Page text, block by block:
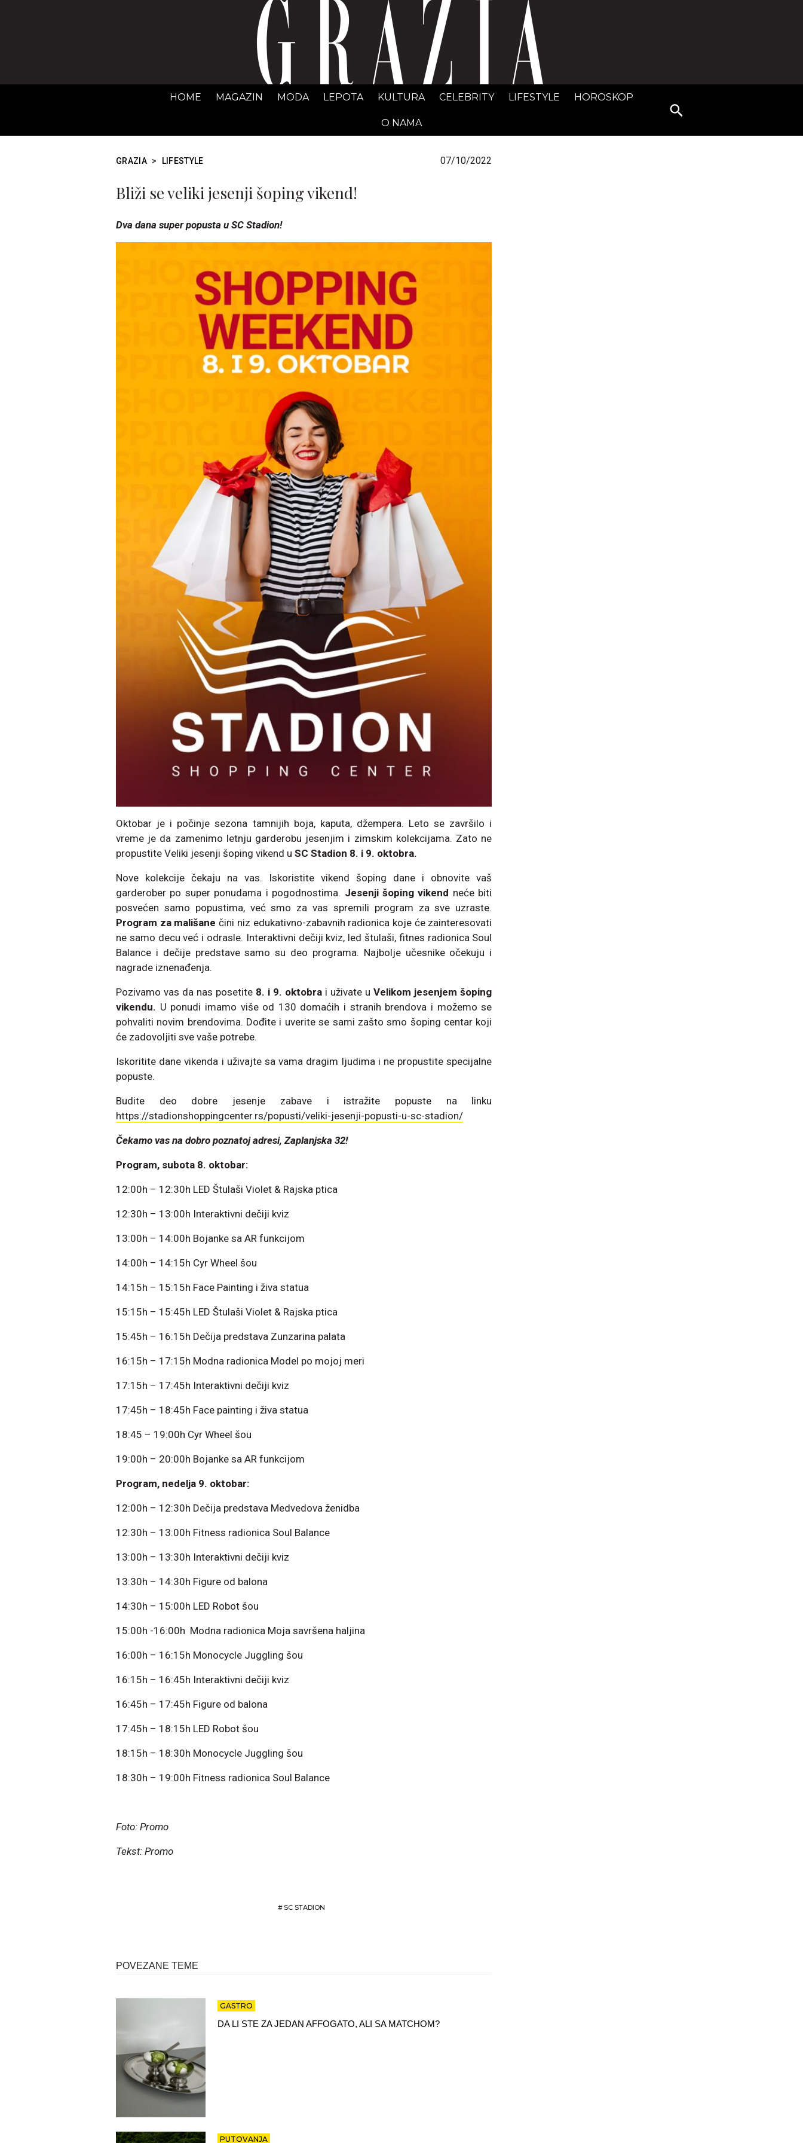
GRAZIA Srbija
HOME MAGAZIN MODA LEPOTA KULTURA CELEBRITY LIFESTYLE HOROSKOP
O NAMA
Search
for:
GRAZIA > LIFESTYLE 07/10/2022
Bliži se veliki jesenji šoping vikend!
Dva dana super popusta u SC Stadion!
Oktobar je i počinje sezona tamnijih boja, kaputa, džempera. Leto se završilo i
vreme je da zamenimo letnju garderobu jesenjim i zimskim kolekcijama. Zato ne
propustite Veliki jesenji šoping vikend u SC Stadion 8. i 9. oktobra.
Nove kolekcije čekaju na vas. Iskoristite vikend šoping dane i obnovite vaš
garderober po super ponudama i pogodnostima. Jesenji šoping vikend neće biti
posvećen samo popustima, već smo za vas spremili program za sve uzraste.
Program za mališane čini niz edukativno-zabavnih radionica koje će zainteresovati
ne samo decu već i odrasle. Interaktivni dečiji kviz, led štulaši, fitnes radionica Soul
Balance i dečije predstave samo su deo programa. Najbolje učesnike očekuju i
nagrade iznenađenja.
Pozivamo vas da nas posetite 8. i 9. oktobra i uživate uVelikom jesenjem šoping
vikendu. U ponudi imamo više od 130 domaćih i stranih brendova i možemo se
pohvaliti novim brendovima. Dođite i uverite se sami zašto smo šoping centar koji
će zadovoljiti sve vaše potrebe.
Iskoritite dane vikenda i uživajte sa vama dragim ljudima i ne propustite specijalne
popuste.
Budite deo dobre jesenje zabave i istražite popuste na linku
https://stadionshoppingcenter.rs/popusti/veliki-jesenji-popusti-u-sc-stadion/
Čekamo vas na dobro poznatoj adresi, Zaplanjska 32!
Program, subota 8. oktobar:
12:00h – 12:30h LED Štulaši Violet & Rajska ptica
12:30h – 13:00h Interaktivni dečiji kviz
13:00h – 14:00h Bojanke sa AR funkcijom
14:00h – 14:15h Cyr Wheel šou
14:15h – 15:15h Face Painting i živa statua
15:15h – 15:45h LED Štulaši Violet & Rajska ptica
15:45h – 16:15h Dečija predstava Zunzarina palata
16:15h – 17:15h Modna radionica Model po mojoj meri
17:15h – 17:45h Interaktivni dečiji kviz
17:45h – 18:45h Face painting i živa statua
18:45 – 19:00h Cyr Wheel šou
19:00h – 20:00h Bojanke sa AR funkcijom
Program, nedelja 9. oktobar:
12:00h – 12:30h Dečija predstava Medvedova ženidba
12:30h – 13:00h Fitness radionica Soul Balance
13:00h – 13:30h Interaktivni dečiji kviz
13:30h – 14:30h Figure od balona
14:30h – 15:00h LED Robot šou
15:00h -16:00h Modna radionica Moja savršena haljina
16:00h – 16:15h Monocycle Juggling šou
16:15h – 16:45h Interaktivni dečiji kviz
16:45h – 17:45h Figure od balona
17:45h – 18:15h LED Robot šou
18:15h – 18:30h Monocycle Juggling šou
18:30h – 19:00h Fitness radionica Soul Balance
Foto: Promo
Tekst: Promo
# SC STADION
POVEZANE TEME
GASTRO
DA LI STE ZA JEDAN AFFOGATO, ALI SA MATCHOM?
PUTOVANJA